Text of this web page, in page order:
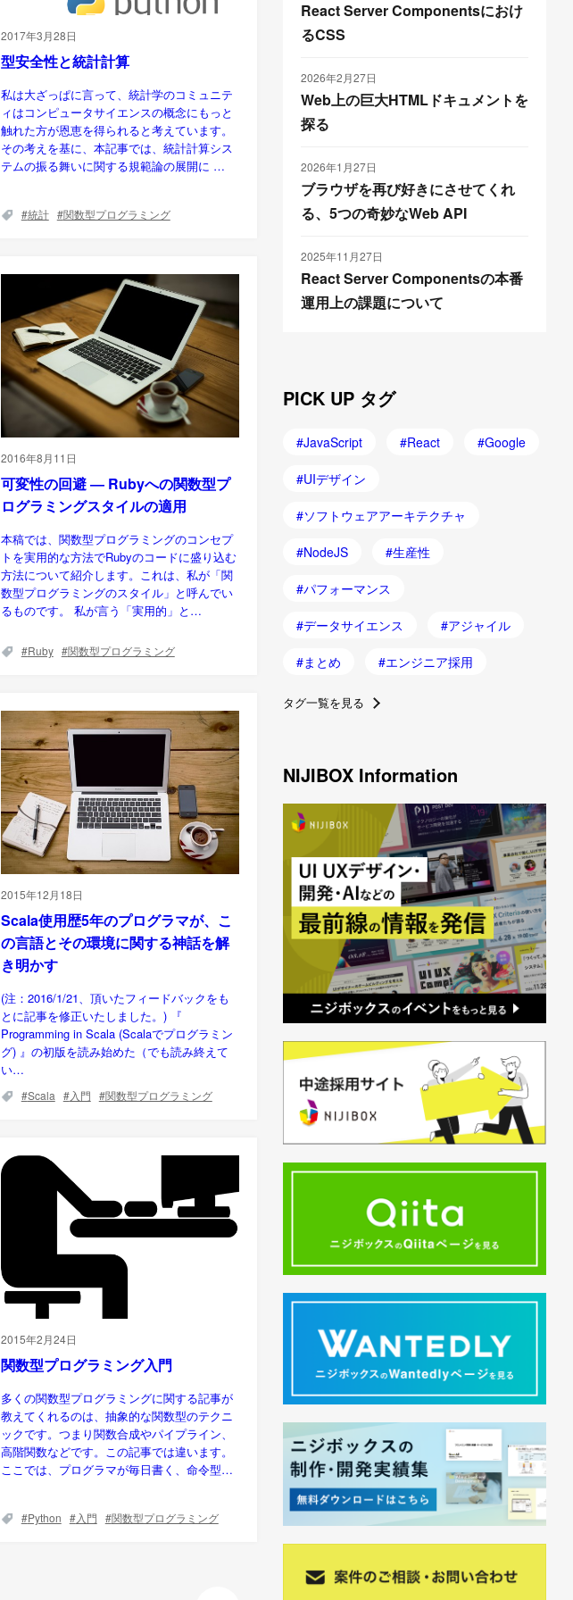
2017年3月28日
型安全性と統計計算
私は大ざっぱに言って、統計学のコミュニテ
ィはコンピュータサイエンスの概念にもっと
触れた方が恩恵を得られると考えています。
その考えを基に、本記事では、統計計算シス
テムの振る舞いに関する規範論の展開に …
統計 関数型プログラミング
2016年8月11日
可変性の回避 ― Rubyへの関数型プ
ログラミングスタイルの適用
本稿では、関数型プログラミングのコンセプ
トを実用的な方法でRubyのコードに盛り込む
方法について紹介します。これは、私が「関
数型プログラミングのスタイル」と呼んでい
るものです。 私が言う「実用的」と…
Ruby 関数型プログラミング
2015年12月18日
Scala使用歴5年のプログラマが、こ
の言語とその環境に関する神話を解
き明かす
(注：2016/1/21、頂いたフィードバックをも
とに記事を修正いたしました。) 『
Programming in Scala (Scalaでプログラミン
グ) 』の初版を読み始めた（でも読み終えて
い…
Scala 入門 関数型プログラミング
2015年2月24日
関数型プログラミング入門
多くの関数型プログラミングに関する記事が
教えてくれるのは、抽象的な関数型のテクニ
ックです。つまり関数合成やパイプライン、
高階関数などです。この記事では違います。
ここでは、プログラマが毎日書く、命令型…
Python 入門 関数型プログラミング
React Server Componentsにおけ
るCSS
2026年2月27日
Web上の巨大HTMLドキュメントを
探る
2026年1月27日
ブラウザを再び好きにさせてくれ
る、5つの奇妙なWeb API
2025年11月27日
React Server Componentsの本番
運用上の課題について
PICK UP タグ
JavaScript React Google
UIデザイン
ソフトウェアアーキテクチャ
NodeJS 生産性
パフォーマンス
データサイエンス アジャイル
まとめ エンジニア採用
タグ一覧を見る
NIJIBOX Information